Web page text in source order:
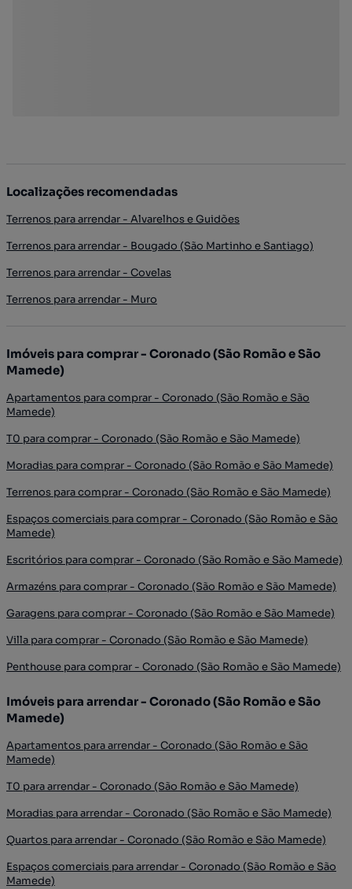
Localizações recomendadas
Terrenos para arrendar - Alvarelhos e Guidões
Terrenos para arrendar - Bougado (São Martinho e Santiago)
Terrenos para arrendar - Covelas
Terrenos para arrendar - Muro
Imóveis para comprar - Coronado (São Romão e São
Mamede)
Apartamentos para comprar - Coronado (São Romão e São
Mamede)
T0 para comprar - Coronado (São Romão e São Mamede)
Moradias para comprar - Coronado (São Romão e São Mamede)
Terrenos para comprar - Coronado (São Romão e São Mamede)
Espaços comerciais para comprar - Coronado (São Romão e São
Mamede)
Escritórios para comprar - Coronado (São Romão e São Mamede)
Armazéns para comprar - Coronado (São Romão e São Mamede)
Garagens para comprar - Coronado (São Romão e São Mamede)
Villa para comprar - Coronado (São Romão e São Mamede)
Penthouse para comprar - Coronado (São Romão e São Mamede)
Imóveis para arrendar - Coronado (São Romão e São
Mamede)
Apartamentos para arrendar - Coronado (São Romão e São
Mamede)
T0 para arrendar - Coronado (São Romão e São Mamede)
Moradias para arrendar - Coronado (São Romão e São Mamede)
Quartos para arrendar - Coronado (São Romão e São Mamede)
Espaços comerciais para arrendar - Coronado (São Romão e São
Mamede)